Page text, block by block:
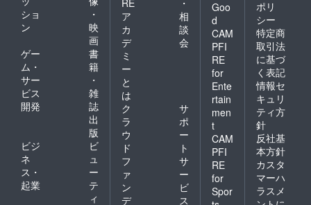
ショ
ン
・
映
画
ゲー
ム・
サー
ビス
開発
書
籍
・
雑
誌
出
版
ビジ
ネ
ス・
起業
ビ
ュ
ー
テ
ィ
RE
ア
カ
デ
ミ
ー
と
は
・
相
談
会
ク
ラ
ウ
ド
フ
ァ
ン
デ
サ
ポ
ー
ト
サ
ー
ビ
ス
Goo
d
CAM
PFI
RE
for
Ente
rtain
men
t
CAM
PFI
RE
for
Spor
ポリ
シー
特定商
取引法
に基づ
く表記
情報セ
キュリ
ティ方
針
反社基
本方針
カスタ
マーハ
ラスメ